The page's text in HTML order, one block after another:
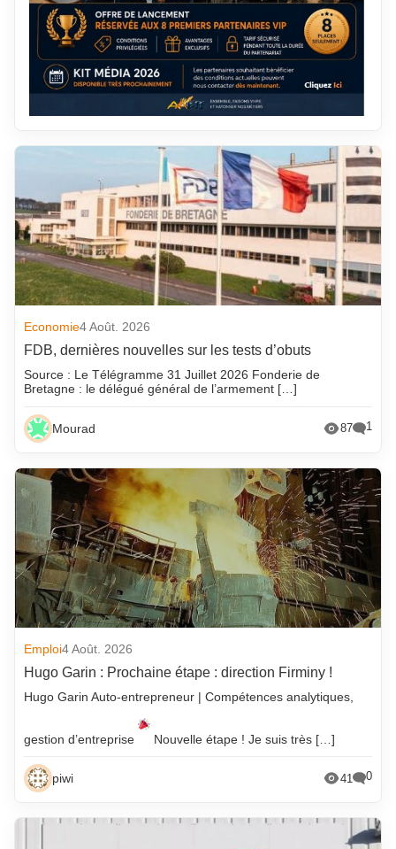
Economie4 Août. 2026
FDB, dernières nouvelles sur les tests d’obuts
Source : Le Télégramme 31 Juillet 2026 Fonderie de
Bretagne : le délégué général de l’armement […]
Mourad 87 1
Emploi4 Août. 2026
Hugo Garin : Prochaine étape : direction Firminy !
Hugo Garin Auto-entrepreneur | Compétences analytiques,
gestion d’entreprise Nouvelle étape ! Je suis très […]
piwi 41 0